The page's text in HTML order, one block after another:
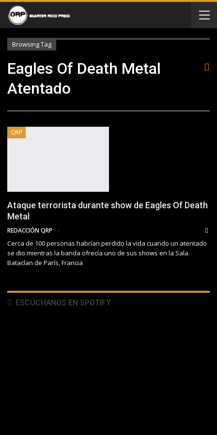
Browsing Tag
Eagles Of Death Metal
Atentado
QRP
Ataque terrorista durante show de Eagles Of Death
Metal
REDACCIÓN QRP
Cerca de 100 personas habrían perdido la vida cuando un atentado
se dio mientras la banda ofrecía uno de sus shows en la Sala
Bataclan de París, Francia
ESCÚCHANOS EN SPOTIFY